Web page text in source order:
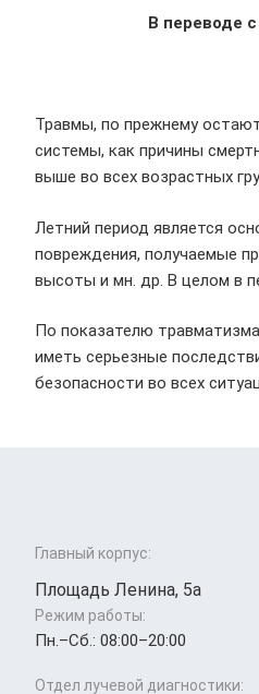
В переводе
Травмы, по прежнему
системы, как причины
выше во всех возрастных
Летний период является
повреждения, получаемые
высоты и мн. др. В целом в
По показателю
иметь серьезные
безопасности во всех
Главный корпус:
Площадь Ленина, 5а
Режим работы:
Пн.–Cб.: 08:00–20:00
Отдел лучевой диагностики: